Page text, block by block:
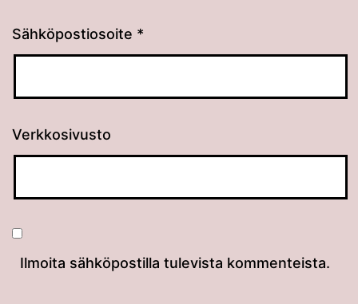
Sähköpostiosoite *
Verkkosivusto
Ilmoita sähköpostilla tulevista kommenteista.